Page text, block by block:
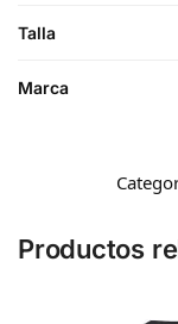
Talla
Marca
Productos